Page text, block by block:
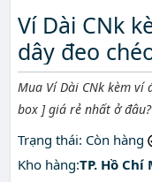
Ví Dài CNk
dây đeo
Mô tả ngắn
Mua Ví Dài CNk kèm
box ] giá rẻ nhất ở đâu?
Trạng thái: Còn hàng
Kho hàng:TP. Hồ Chí